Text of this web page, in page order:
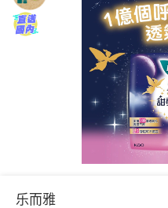
乐而雅